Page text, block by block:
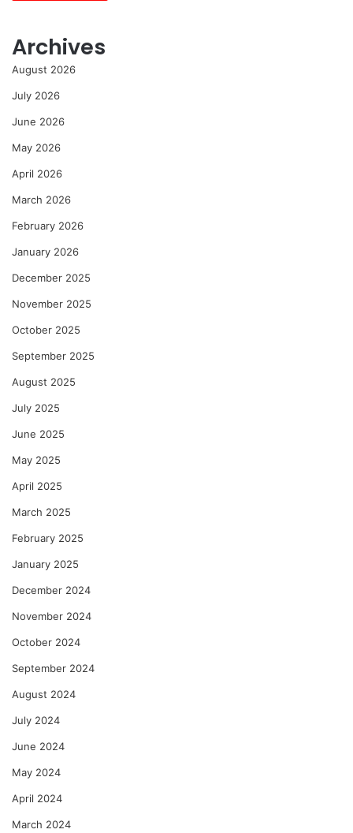
Archives
August 2026
July 2026
June 2026
May 2026
April 2026
March 2026
February 2026
January 2026
December 2025
November 2025
October 2025
September 2025
August 2025
July 2025
June 2025
May 2025
April 2025
March 2025
February 2025
January 2025
December 2024
November 2024
October 2024
September 2024
August 2024
July 2024
June 2024
May 2024
April 2024
March 2024